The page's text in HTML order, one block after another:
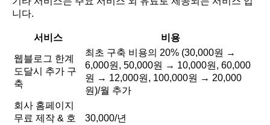
니다.
서비스 비용
웹블로그 한계
도달시 추가 구
축
최초 구축 비용의 20% (30,000원 →
6,000원, 50,000원 → 10,000원, 60,000
원 → 12,000원, 100,000원 → 20,000
원)/월 추가
회사 홈페이지
무료 제작 & 호
30,000/년